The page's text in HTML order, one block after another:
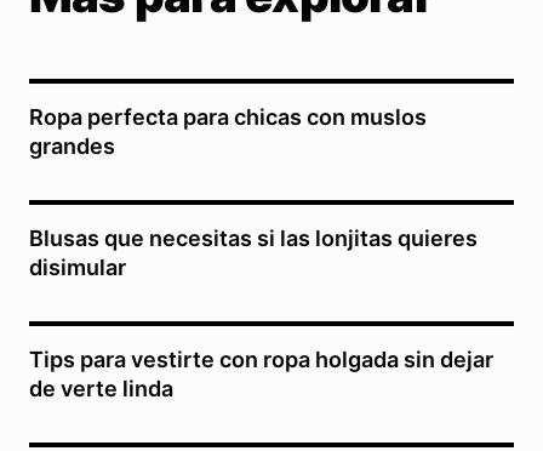
Ropa perfecta para chicas con muslos
grandes
Blusas que necesitas si las lonjitas quieres
disimular
Tips para vestirte con ropa holgada sin dejar
de verte linda